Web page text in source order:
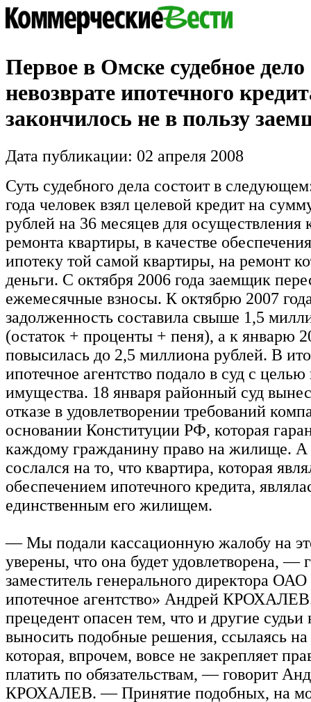
Первое в Омске судебное дело
невозврате ипотечного
закончилось не в пользу
Дата публикации: 02 апреля 2008
Суть судебного дела состоит в
года человек взял целевой кредит на
рублей на 36 месяцев для осуществления
ремонта квартиры, в качестве
ипотеку той самой квартиры, на ремонт
деньги. С октября 2006 года заемщик
ежемесячные взносы. К октябрю 2007
задолженность составила свыше 1,5
(остаток + проценты + пеня), а к январю
повысилась до 2,5 миллиона рублей. В
ипотечное агентство подало в суд с
имущества. 18 января районный суд
отказе в удовлетворении требований
основании Конституции РФ, которая
каждому гражданину право на жилище. А
сослался на то, что квартира, которая
обеспечением ипотечного кредита,
единственным его жилищем.
— Мы подали кассационную жалобу на
уверены, что она будет удовлетворена, —
заместитель генерального директора
ипотечное агентство» Андрей
прецедент опасен тем, что и другие судьи
выносить подобные решения, ссылаясь
которая, впрочем, вовсе не закрепляет
платить по обязательствам, — говорит
КРОХАЛЕВ. — Принятие подобных, на